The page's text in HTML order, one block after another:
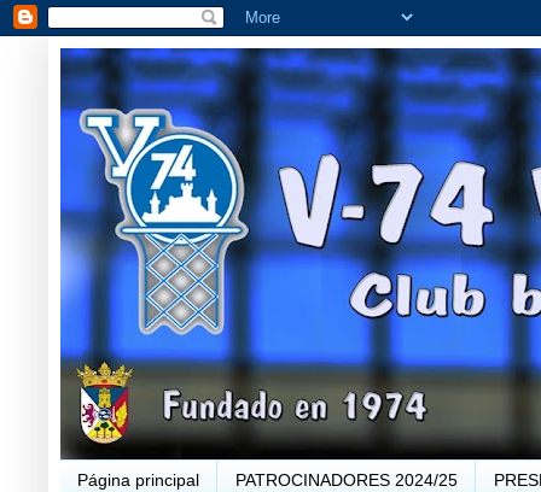
Página principal PATROCINADORES 2024/25